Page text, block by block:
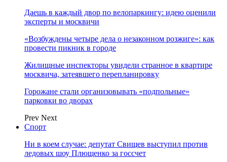
Даешь в каждый двор по велопаркингу: идею оценили
эксперты и москвичи
«Возбуждены четыре дела о незаконном розжиге»: как
провести пикник в городе
Жилищные инспекторы увидели странное в квартире
москвича, затеявшего перепланировку
Горожане стали организовывать «подпольные»
парковки во дворах
Prev Next
Спорт
Ни в коем случае: депутат Свищев выступил против
ледовых шоу Плющенко за госсчет